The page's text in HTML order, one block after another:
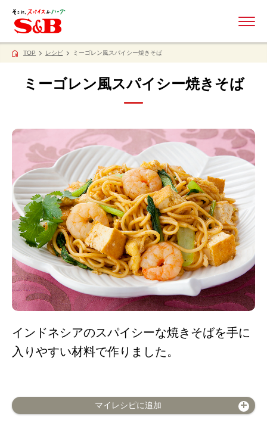
TOP レシピ ミーゴレン風スパイシー焼きそば
ミーゴレン風スパイシー焼きそば
インドネシアのスパイシーな焼きそばを手に
入りやすい材料で作りました。
マイレシピに追加